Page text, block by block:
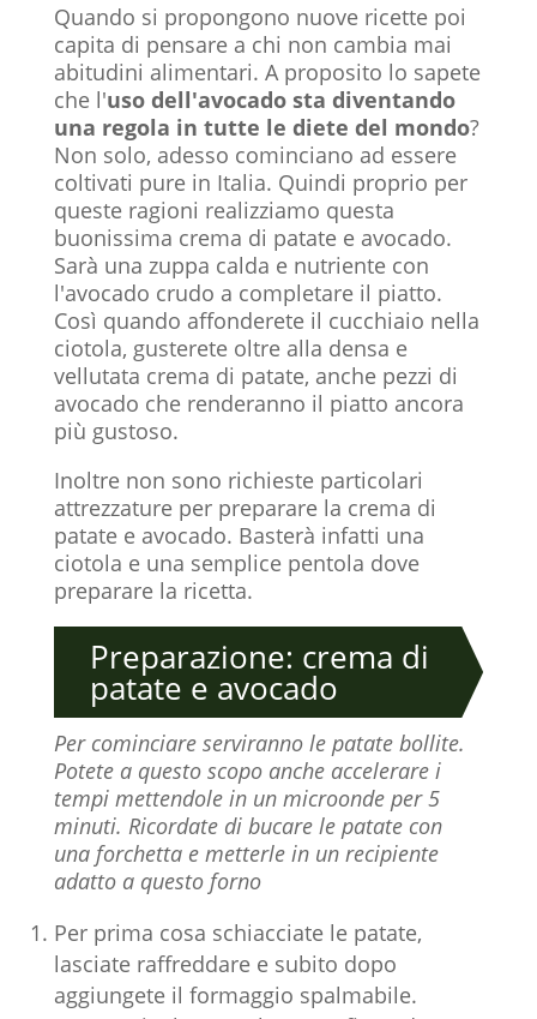
Quando si propongono nuove ricette poi
capita di pensare a chi non cambia mai
abitudini alimentari. A proposito lo sapete
che l'uso dell'avocado sta diventando
una regola in tutte le diete del mondo?
Non solo, adesso cominciano ad essere
coltivati pure in Italia. Quindi proprio per
queste ragioni realizziamo questa
buonissima crema di patate e avocado.
Sarà una zuppa calda e nutriente con
l'avocado crudo a completare il piatto.
Così quando affonderete il cucchiaio nella
ciotola, gusterete oltre alla densa e
vellutata crema di patate, anche pezzi di
avocado che renderanno il piatto ancora
più gustoso.
Inoltre non sono richieste particolari
attrezzature per preparare la crema di
patate e avocado. Basterà infatti una
ciotola e una semplice pentola dove
preparare la ricetta.
Preparazione: crema di
patate e avocado
Per cominciare serviranno le patate bollite.
Potete a questo scopo anche accelerare i
tempi mettendole in un microonde per 5
minuti. Ricordate di bucare le patate con
una forchetta e metterle in un recipiente
adatto a questo forno
Per prima cosa schiacciate le patate,
lasciate raffreddare e subito dopo
aggiungete il formaggio spalmabile.